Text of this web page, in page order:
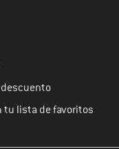
y crea tu
tu lista de favoritos